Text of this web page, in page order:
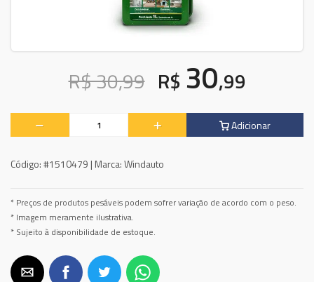
R$ 30,99 R$ 30,99
Adicionar
Código:#1510479 | Marca:Windauto
* Preços de produtos pesáveis podem sofrer variação de acordo com o peso.
* Imagem meramente ilustrativa.
* Sujeito à disponibilidade de estoque.